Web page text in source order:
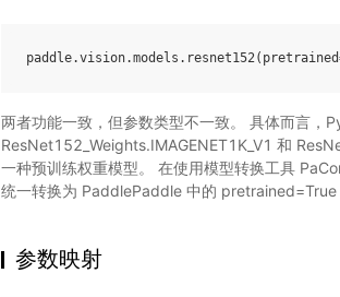
paddle.vision.models . resnet152( pretrained
两者功能一致，但参数类型不一致。 具体而言，
ResNet152_Weights.IMAGENET1K_V1 和
一种预训练权重模型。 在使用模型转换工具
统一转换为 PaddlePaddle 中的 pretrained=True
参数映射